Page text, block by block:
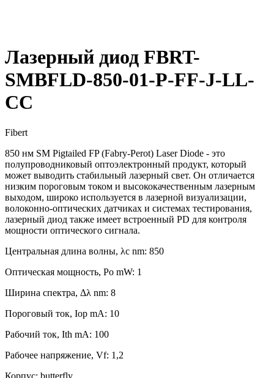
Лазерный диод FBRT-
SMBFLD-850-01-P-FF-J-LL-
CC
Fibert
850 нм SM Pigtailed FP (Fabry-Perot) Laser Diode - это
полупроводниковый оптоэлектронный продукт, который
может выводить стабильный лазерный свет. Он отличается
низким пороговым током и высококачественным лазерным
выходом, широко используется в лазерной визуализации,
волоконно-оптических датчиках и системах тестирования,
лазерный диод также имеет встроенный PD для контроля
мощности оптического сигнала.
Центральная длина волны, λc nm: 850
Оптическая мощность, Po mW: 1
Ширина спектра, Δλ nm: 8
Пороговый ток, Iop mA: 10
Рабочий ток, Ith mA: 100
Рабочее напряжение, Vf: 1,2
Корпус: butterfly